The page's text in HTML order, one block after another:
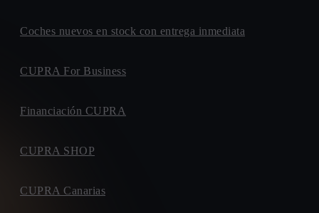
Coches nuevos en stock con entrega inmediata
CUPRA For Business
Financiación CUPRA
CUPRA SHOP
CUPRA Canarias